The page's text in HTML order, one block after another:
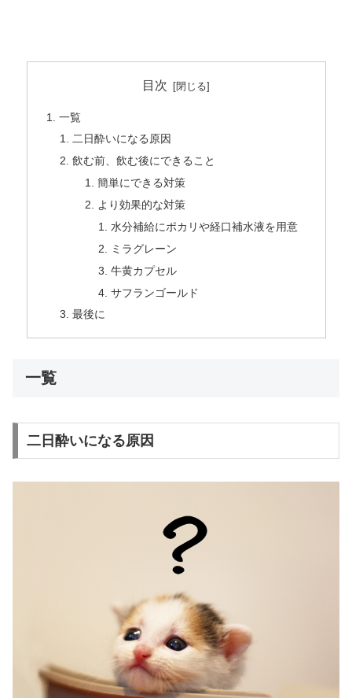
目次
一覧
二日酔いになる原因
飲む前、飲む後にできること
簡単にできる対策
より効果的な対策
水分補給にポカリや経口補水液を用意
ミラグレーン
牛黄カプセル
サフランゴールド
最後に
一覧
二日酔いになる原因